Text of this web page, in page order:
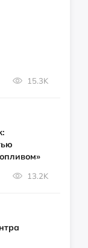
15.3K
13.2K